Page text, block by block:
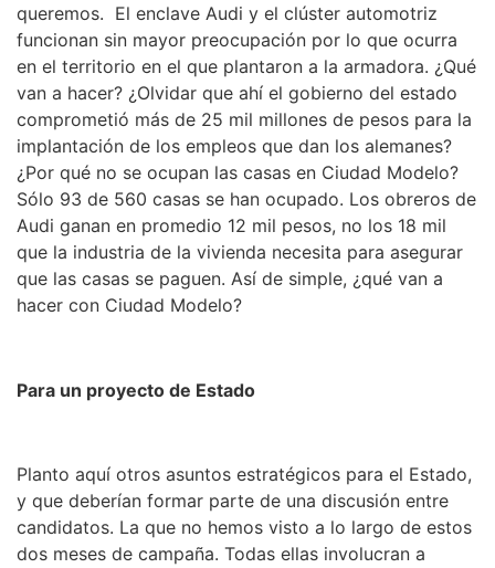
queremos. El enclave Audi y el clúster automotriz
funcionan sin mayor preocupación por lo que ocurra
en el territorio en el que plantaron a la armadora. ¿Qué
van a hacer? ¿Olvidar que ahí el gobierno del estado
comprometió más de 25 mil millones de pesos para la
implantación de los empleos que dan los alemanes?
¿Por qué no se ocupan las casas en Ciudad Modelo?
Sólo 93 de 560 casas se han ocupado. Los obreros de
Audi ganan en promedio 12 mil pesos, no los 18 mil
que la industria de la vivienda necesita para asegurar
que las casas se paguen. Así de simple, ¿qué van a
hacer con Ciudad Modelo?
Para un proyecto de Estado
Planto aquí otros asuntos estratégicos para el Estado,
y que deberían formar parte de una discusión entre
candidatos. La que no hemos visto a lo largo de estos
dos meses de campaña. Todas ellas involucran a